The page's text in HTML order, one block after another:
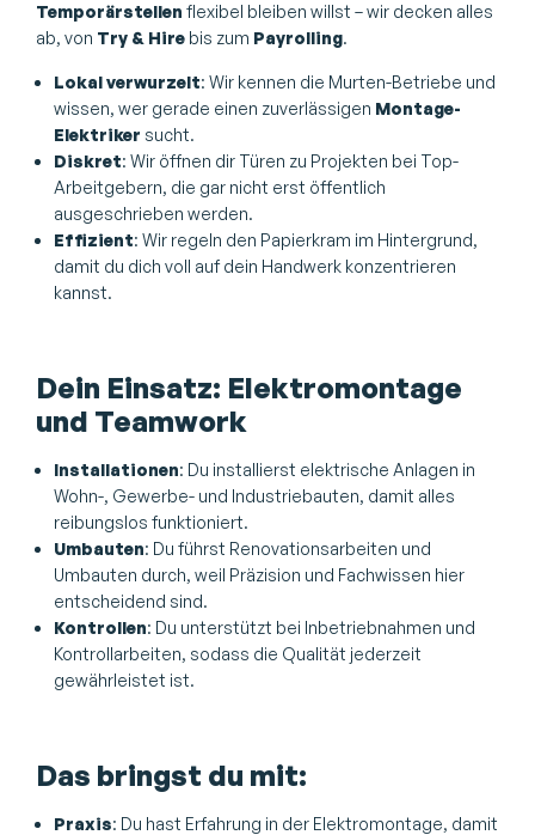
Temporärstellen flexibel bleiben willst – wir decken alles
ab, von Try & Hire bis zum Payrolling.
Lokal verwurzelt: Wir kennen die Murten-Betriebe und
wissen, wer gerade einen zuverlässigen Montage-
Elektriker sucht.
Diskret: Wir öffnen dir Türen zu Projekten bei Top-
Arbeitgebern, die gar nicht erst öffentlich
ausgeschrieben werden.
Effizient: Wir regeln den Papierkram im Hintergrund,
damit du dich voll auf dein Handwerk konzentrieren
kannst.
Dein Einsatz: Elektromontage
und Teamwork
Installationen: Du installierst elektrische Anlagen in
Wohn-, Gewerbe- und Industriebauten, damit alles
reibungslos funktioniert.
Umbauten: Du führst Renovationsarbeiten und
Umbauten durch, weil Präzision und Fachwissen hier
entscheidend sind.
Kontrollen: Du unterstützt bei Inbetriebnahmen und
Kontrollarbeiten, sodass die Qualität jederzeit
gewährleistet ist.
Das bringst du mit:
Praxis: Du hast Erfahrung in der Elektromontage, damit